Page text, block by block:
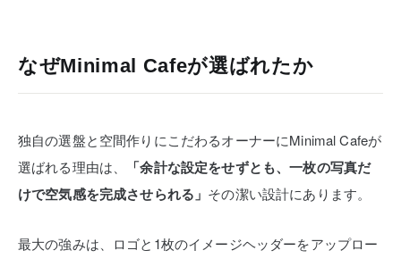
なぜMinimal Cafeが選ばれたか
独自の選盤と空間作りにこだわるオーナーにMinimal Cafeが
選ばれる理由は、
「余計な設定をせずとも、一枚の写真だ
けで空気感を完成させられる」 その潔い設計にあります。
最大の強みは、ロゴと1枚のイメージヘッダーをアップロー